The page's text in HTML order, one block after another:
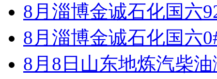
8月淄博金诚石化国六
8月淄博金诚石化国六
8月8日山东地炼汽柴